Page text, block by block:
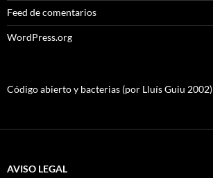
Feed de comentarios
WordPress.org
Código abierto y bacterias (por Lluís Guiu 2002)
AVISO LEGAL